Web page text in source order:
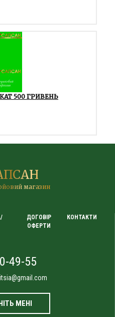
500 ГРИВЕНЬ
магазин
ДОГОВІР
ОФЕРТИ
КОНТАКТИ
49-55
МЕНІ